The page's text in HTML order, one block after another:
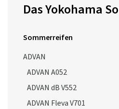
Das Yokohama
Sommerreifen
ADVAN
ADVAN A052
ADVAN dB V552
ADVAN Fleva V701